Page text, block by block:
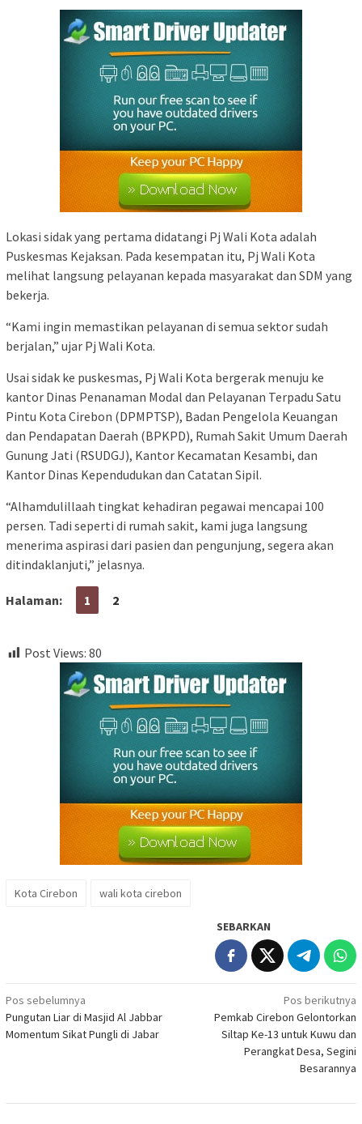
Lokasi sidak yang pertama didatangi Pj Wali Kota adalah
Puskesmas Kejaksan. Pada kesempatan itu, Pj Wali Kota
melihat langsung pelayanan kepada masyarakat dan SDM yang
bekerja.
“Kami ingin memastikan pelayanan di semua sektor sudah
berjalan,” ujar Pj Wali Kota.
Usai sidak ke puskesmas, Pj Wali Kota bergerak menuju ke
kantor Dinas Penanaman Modal dan Pelayanan Terpadu Satu
Pintu Kota Cirebon (DPMPTSP), Badan Pengelola Keuangan
dan Pendapatan Daerah (BPKPD), Rumah Sakit Umum Daerah
Gunung Jati (RSUDGJ), Kantor Kecamatan Kesambi, dan
Kantor Dinas Kependudukan dan Catatan Sipil.
“Alhamdulillaah tingkat kehadiran pegawai mencapai 100
persen. Tadi seperti di rumah sakit, kami juga langsung
menerima aspirasi dari pasien dan pengunjung, segera akan
ditindaklanjuti,” jelasnya.
Halaman: 1 2
Post Views: 80
Kota Cirebon wali kota cirebon
SEBARKAN
Navigasi
pos
Pos sebelumnya
Pungutan Liar di Masjid Al Jabbar
Momentum Sikat Pungli di Jabar
Pos berikutnya
Pemkab Cirebon Gelontorkan
Siltap Ke-13 untuk Kuwu dan
Perangkat Desa, Segini
Besarannya